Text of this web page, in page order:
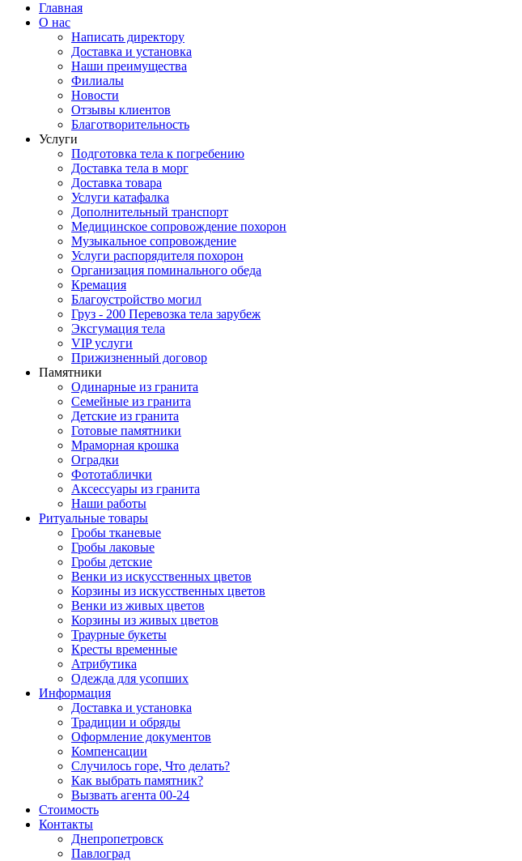
Главная
О нас
Написать директору
Доставка и установка
Наши преимущества
Филиалы
Новости
Отзывы клиентов
Благотворительность
Услуги
Подготовка тела к погребению
Доставка тела в морг
Доставка товара
Услуги катафалка
Дополнительный транспорт
Медицинское сопровождение похорон
Музыкальное сопровождение
Услуги распорядителя похорон
Организация поминального обеда
Кремация
Благоустройство могил
Груз - 200 Перевозка тела зарубеж
Эксгумация тела
VIP услуги
Прижизненный договор
Памятники
Одинарные из гранита
Семейные из гранита
Детские из гранита
Готовые памятники
Мраморная крошка
Оградки
Фототаблички
Аксессуары из гранита
Наши работы
Ритуальные товары
Гробы тканевые
Гробы лаковые
Гробы детские
Венки из искусственных цветов
Корзины из искусственных цветов
Венки из живых цветов
Корзины из живых цветов
Траурные букеты
Кресты временные
Атрибутика
Одежда для усопших
Информация
Доставка и установка
Традиции и обряды
Оформление документов
Компенсации
Случилось горе, Что делать?
Как выбрать памятник?
Вызвать агента 00-24
Стоимость
Контакты
Днепропетровск
Павлоград